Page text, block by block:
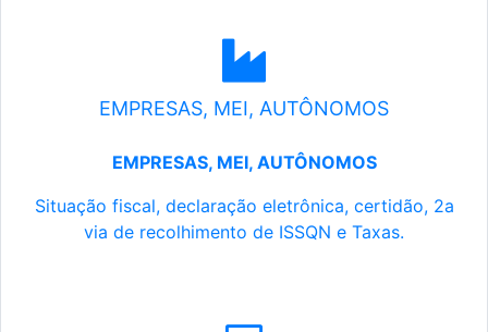
EMPRESAS, MEI, AUTÔNOMOS
EMPRESAS, MEI, AUTÔNOMOS
Situação fiscal, declaração eletrônica, certidão, 2a
via de recolhimento de ISSQN e Taxas.